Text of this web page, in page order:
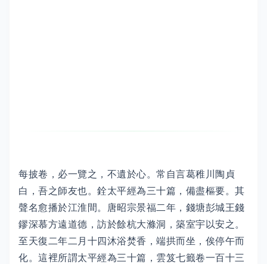
每披卷，必一覽之，不遺於心。常自言葛稚川陶貞
白，吾之師友也。銓太平經為三十篇，備盡樞要。其
聲名愈播於江淮間。唐昭宗景福二年，錢塘彭城王錢
鏐深慕方遠道德，訪於餘杭大滌洞，築室宇以安之。
至天復二年二月十四沐浴焚香，端拱而坐，俟停午而
化。這裡所謂太平經為三十篇，雲笈七籤卷一百十三